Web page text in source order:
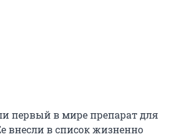
первый в мире препарат для
внесли в список жизненно